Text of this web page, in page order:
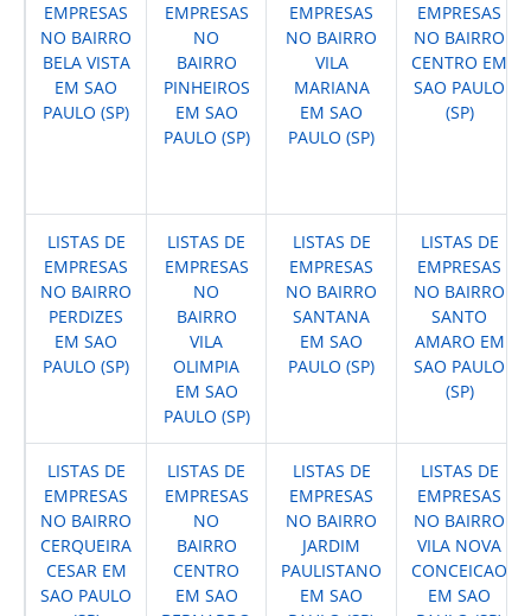
EMPRESAS
NO BAIRRO
BELA VISTA
EM SAO
PAULO (SP)
EMPRESAS
NO
BAIRRO
PINHEIROS
EM SAO
PAULO (SP)
EMPRESAS
NO BAIRRO
VILA
MARIANA
EM SAO
PAULO (SP)
EMPRESAS
NO BAIRRO
CENTRO EM
SAO PAULO
(SP)
LISTAS DE
EMPRESAS
NO BAIRRO
PERDIZES
EM SAO
PAULO (SP)
LISTAS DE
EMPRESAS
NO
BAIRRO
VILA
OLIMPIA
EM SAO
PAULO (SP)
LISTAS DE
EMPRESAS
NO BAIRRO
SANTANA
EM SAO
PAULO (SP)
LISTAS DE
EMPRESAS
NO BAIRRO
SANTO
AMARO EM
SAO PAULO
(SP)
LISTAS DE
EMPRESAS
NO BAIRRO
CERQUEIRA
CESAR EM
SAO PAULO
LISTAS DE
EMPRESAS
NO
BAIRRO
CENTRO
EM SAO
LISTAS DE
EMPRESAS
NO BAIRRO
JARDIM
PAULISTANO
EM SAO
LISTAS DE
EMPRESAS
NO BAIRRO
VILA NOVA
CONCEICAO
EM SAO